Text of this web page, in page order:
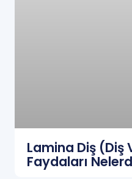
Lamina Diş (Diş
Faydaları